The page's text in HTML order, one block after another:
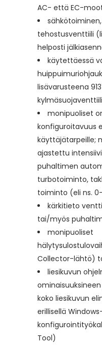
AC- että EC-
tehostusventtiili
helposti
käytettäessä
lisävarusteena
monipuoliset
konfiguroitavuus
käyttäjätarpeille;
ajastettu
puhaltimen
turbotoiminto,
toiminto (eli ns.
kärkitieto
tai/myös
monipuoliset
Collector-lähtö)
liesikuvun
koko liesikuvun
erillisellä
Tool)